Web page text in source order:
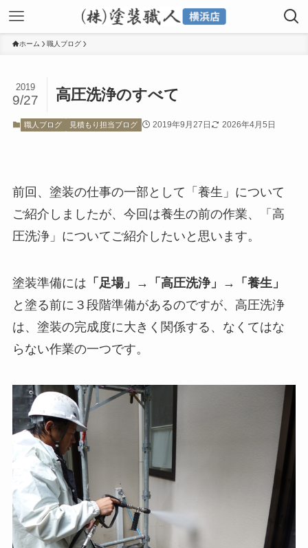
ホーム 職人ブログ
高圧洗浄のすべて
2019
9/27
職人ブログ 見積もり担当ブログ 2019年9月27日 2026年4月5日
前回、塗装の仕事の一部として「養生」について
ご紹介しましたが、今回は養生の前の作業、「高
圧洗浄」についてご紹介したいと思います。
塗装準備には 「足場」→「高圧洗浄」→「養生」
と塗る前に３段階準備があるのですが、高圧洗浄
は、塗装の完成度に大きく関係する、なくてはな
らない作業の一つです。